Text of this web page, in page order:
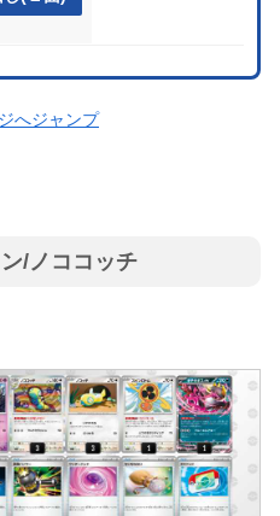
へジャンプ
/ノココッチ